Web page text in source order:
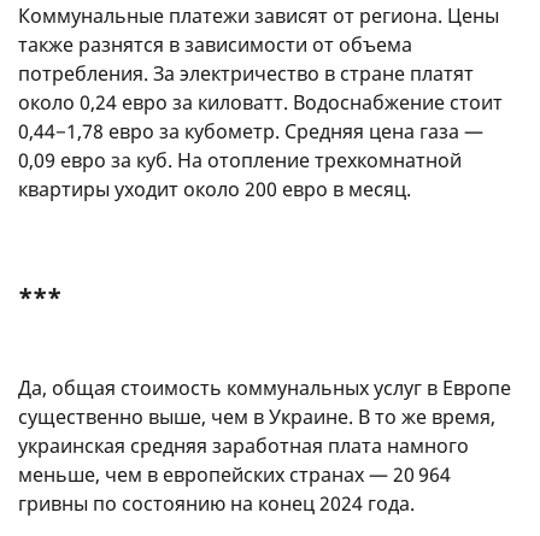
Коммунальные платежи зависят от региона. Цены
также разнятся в зависимости от объема
потребления. За электричество в стране платят
около 0,24 евро за киловатт. Водоснабжение стоит
0,44−1,78 евро за кубометр. Средняя цена газа —
0,09 евро за куб. На отопление трехкомнатной
квартиры уходит около 200 евро в месяц.
***
Да, общая стоимость коммунальных услуг в Европе
существенно выше, чем в Украине. В то же время,
украинская средняя заработная плата намного
меньше, чем в европейских странах — 20 964
гривны по состоянию на конец 2024 года.